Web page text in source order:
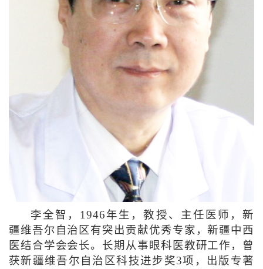
李全智，1946年生，教授、主任医师，新
疆维吾尔自治区有突出贡献优秀专家，新疆中西
医结合学会会长。长期从事眼科医教研工作，曾
获新疆维吾尔自治区科技进步奖3项，出版专著